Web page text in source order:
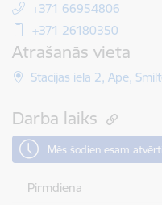
+371 66954806
+371 26180350
Atrašanās vieta
Stacijas iela 2, Ape,
Darba laiks
Mēs šodien esam
Pirmdiena